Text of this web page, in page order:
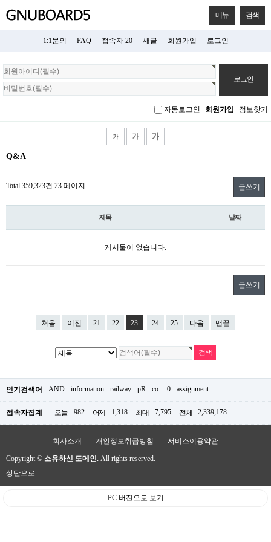
메뉴 검색
1:1문의 FAQ 접속자 20 새글 회원가입 로그인
회
원
로
자동로그인 회원가입 정보찾기
Q&A
Total 359,323건 23 페이지 글쓰기
제목 날짜
게시물이 없습니다.
글쓰기
처음 이전 21 22 23 24 25 다음 맨끝
인기검색어 AND information railway pR co -0 assignment
접속자집계 오늘 982 어제 1,318 최대 7,795 전체 2,339,178
회사소개 개인정보취급방침 서비스이용약관
Copyright © 소유하신 도메인. All rights reserved.
상단으로
PC 버전으로 보기